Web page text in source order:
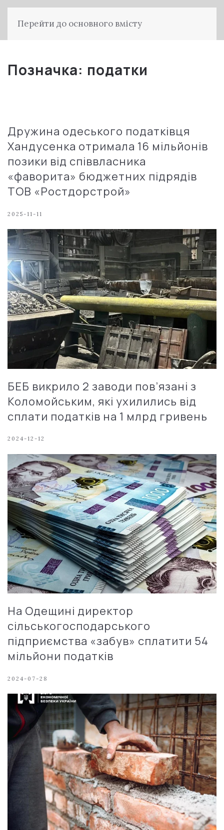
Перейти до основного вмісту
Позначка: податки
Дружина одеського податківця
Хандусенка отримала 16 мільйонів
позики від співвласника
«фаворита» бюджетних підрядів
ТОВ «Ростдорстрой»
2025-11-11
БЕБ викрило 2 заводи пов’язані з
Коломойським, які ухилились від
сплати податків на 1 млрд гривень
2024-12-12
На Одещині директор
сільськогосподарського
підприємства «забув» сплатити 54
мільйони податків
2024-07-28